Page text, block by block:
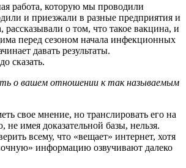
работа, которую мы проводили
и приезжали в разные предприятия и
рассказывали о том, что такое вакцина, и
перед сезоном начала инфекционных
давать результаты.
сказать.
о вашем отношении к так называемым
свое мнение, но транслировать его на
имея доказательной базы, нельзя.
всему, что «вещает» интернет, хотя
информацию озвучивают далеко